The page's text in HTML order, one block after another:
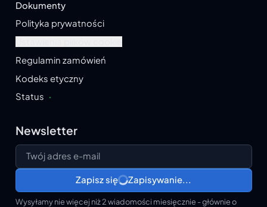
Dokumenty
Polityka prywatności
Regulamin zamówień
Kodeks etyczny
Status ·
Newsletter
Twój adres e-mail
Zapisz się Zapisywanie...
Wysyłamy nie więcej niż 2 wiadomości miesięcznie - głównie o